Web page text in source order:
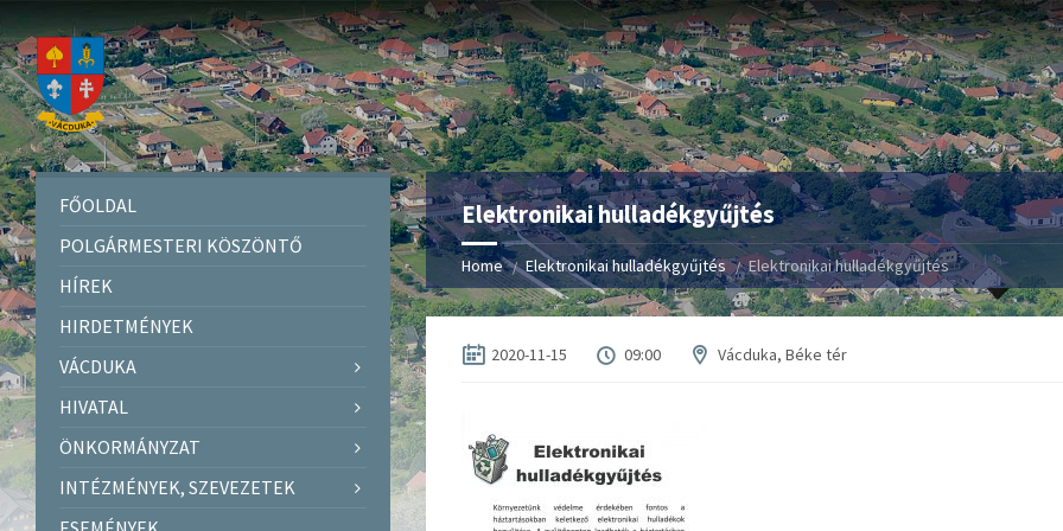
Elektronikai hulladékgyűjtés
Home Elektronikai hulladékgyűjtés Elektronikai hulladékgyűjtés
2020-11-15 09:00 Vácduka, Béke tér
FŐOLDAL
POLGÁRMESTERI KÖSZÖNTŐ
HÍREK
HIRDETMÉNYEK
VÁCDUKA
HIVATAL
ÖNKORMÁNYZAT
INTÉZMÉNYEK, SZEVEZETEK